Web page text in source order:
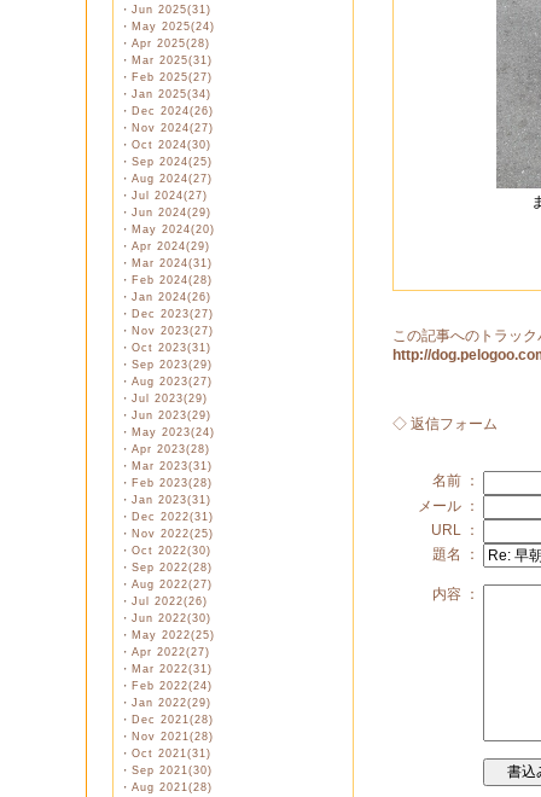
・ Jun 2025(31)
・ May 2025(24)
・ Apr 2025(28)
・ Mar 2025(31)
・ Feb 2025(27)
・ Jan 2025(34)
・ Dec 2024(26)
・ Nov 2024(27)
・ Oct 2024(30)
・ Sep 2024(25)
・ Aug 2024(27)
・ Jul 2024(27)
・ Jun 2024(29)
・ May 2024(20)
・ Apr 2024(29)
・ Mar 2024(31)
・ Feb 2024(28)
・ Jan 2024(26)
・ Dec 2023(27)
・ Nov 2023(27)
・ Oct 2023(31)
・ Sep 2023(29)
・ Aug 2023(27)
・ Jul 2023(29)
・ Jun 2023(29)
・ May 2023(24)
・ Apr 2023(28)
・ Mar 2023(31)
・ Feb 2023(28)
・ Jan 2023(31)
・ Dec 2022(31)
・ Nov 2022(25)
・ Oct 2022(30)
・ Sep 2022(28)
・ Aug 2022(27)
・ Jul 2022(26)
・ Jun 2022(30)
・ May 2022(25)
・ Apr 2022(27)
・ Mar 2022(31)
・ Feb 2022(24)
・ Jan 2022(29)
・ Dec 2021(28)
・ Nov 2021(28)
・ Oct 2021(31)
・ Sep 2021(30)
・ Aug 2021(28)
この記事へのトラッ
http://
◇ 返信フォーム
名前 ：
メール ：
URL ：
題名 ：
内容 ：